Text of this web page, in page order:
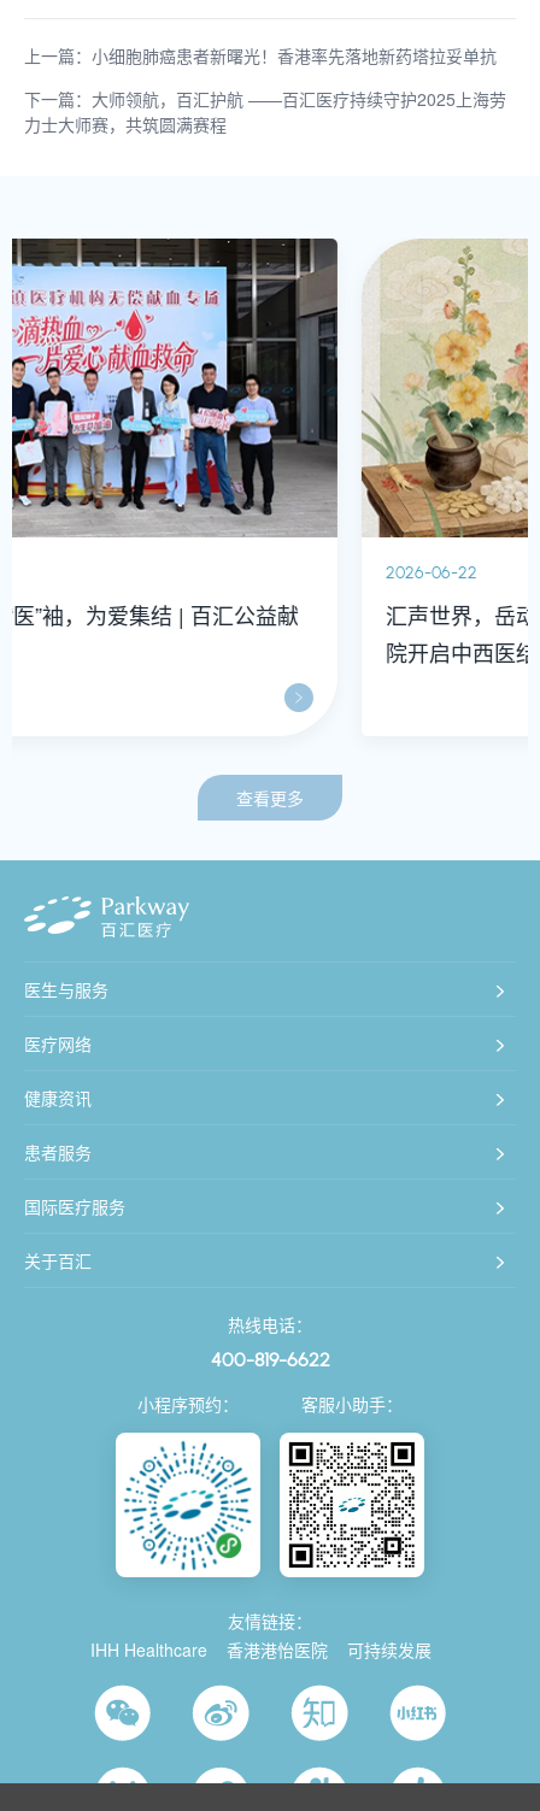
上一篇：小细胞肺癌患者新曙光！香港率先落地新药塔拉妥单抗
下一篇：大师领航，百汇护航 ——百汇医疗持续守护2025上海劳
力士大师赛，共筑圆满赛程
汇声世界，岳动中华：百汇医疗诊所与岳阳医
查看更多
医生与服务
医疗网络
健康资讯
患者服务
国际医疗服务
关于百汇
热线电话：
400-819-6622
小程序预约： 客服小助手：
友情链接：
IHH Healthcare
香港港怡医院 可持续发展